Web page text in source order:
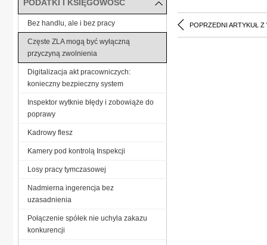
POPRZEDNI ARTYKUŁ Z
PODATKI I KSIĘGOWOŚĆ
Bez handlu, ale i bez pracy
Częste ZLA mogą być wyłączną
przyczyną zwolnienia
Digitalizacja akt pracowniczych:
konieczny bezpieczny system
Inspektor wytknie błędy i zobowiąże do
poprawy
Kadrowy flesz
Kamery pod kontrolą Inspekcji
Losy pracy tymczasowej
Nadmierna ingerencja bez
uzasadnienia
Połączenie spółek nie uchyla zakazu
konkurencji